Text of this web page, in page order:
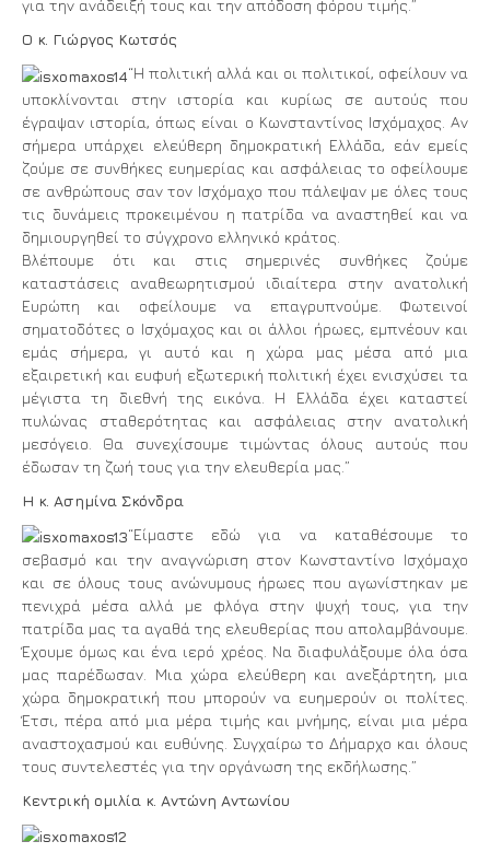
για την ανάδειξή τους και την απόδοση φόρου τιμής.”
Ο κ. Γιώργος Κωτσός
“Η πολιτική αλλά και οι πολιτικοί, οφείλουν να
υποκλίνονται στην ιστορία και κυρίως σε αυτούς που
έγραψαν ιστορία, όπως είναι ο Κωνσταντίνος Ισχόμαχος. Αν
σήμερα υπάρχει ελεύθερη δημοκρατική Ελλάδα, εάν εμείς
ζούμε σε συνθήκες ευημερίας και ασφάλειας το οφείλουμε
σε ανθρώπους σαν τον Ισχόμαχο που πάλεψαν με όλες τους
τις δυνάμεις προκειμένου η πατρίδα να αναστηθεί και να
δημιουργηθεί το σύγχρονο ελληνικό κράτος.
Βλέπουμε ότι και στις σημερινές συνθήκες ζούμε
καταστάσεις αναθεωρητισμού ιδιαίτερα στην ανατολική
Ευρώπη και οφείλουμε να επαγρυπνούμε. Φωτεινοί
σηματοδότες ο Ισχόμαχος και οι άλλοι ήρωες, εμπνέουν και
εμάς σήμερα, γι αυτό και η χώρα μας μέσα από μια
εξαιρετική και ευφυή εξωτερική πολιτική έχει ενισχύσει τα
μέγιστα τη διεθνή της εικόνα. Η Ελλάδα έχει καταστεί
πυλώνας σταθερότητας και ασφάλειας στην ανατολική
μεσόγειο. Θα συνεχίσουμε τιμώντας όλους αυτούς που
έδωσαν τη ζωή τους για την ελευθερία μας.”
Η κ. Ασημίνα Σκόνδρα
“Είμαστε εδώ για να καταθέσουμε το
σεβασμό και την αναγνώριση στον Κωνσταντίνο Ισχόμαχο
και σε όλους τους ανώνυμους ήρωες που αγωνίστηκαν με
πενιχρά μέσα αλλά με φλόγα στην ψυχή τους, για την
πατρίδα μας τα αγαθά της ελευθερίας που απολαμβάνουμε.
Έχουμε όμως και ένα ιερό χρέος. Να διαφυλάξουμε όλα όσα
μας παρέδωσαν. Μια χώρα ελεύθερη και ανεξάρτητη, μια
χώρα δημοκρατική που μπορούν να ευημερούν οι πολίτες.
Έτσι, πέρα από μια μέρα τιμής και μνήμης, είναι μια μέρα
αναστοχασμού και ευθύνης. Συγχαίρω το Δήμαρχο και όλους
τους συντελεστές για την οργάνωση της εκδήλωσης.”
Κεντρική ομιλία κ. Αντώνη Αντωνίου